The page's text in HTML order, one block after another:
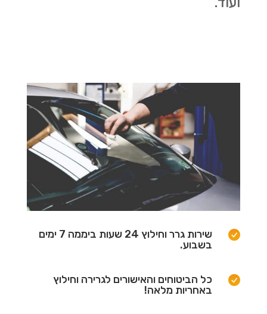
שירות גרר וחילוץ 24 שעות ביממה 7 ימים
בשבוע.
כל הביטוחים והאישורים לגרירה וחילוץ
באחריות מלאה!